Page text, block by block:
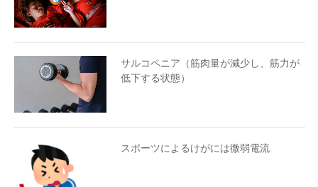
サルコペニア（筋肉量が減少し、筋力が
低下する状態）
スポーツによるけがには微弱電流